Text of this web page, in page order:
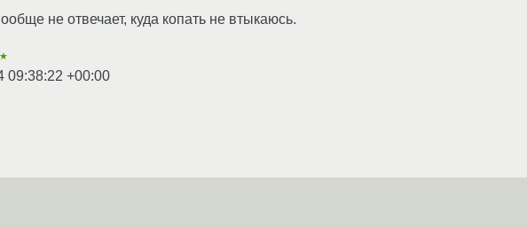
не отвечает, куда копать не втыкаюсь.
★
09:38:22 +00:00